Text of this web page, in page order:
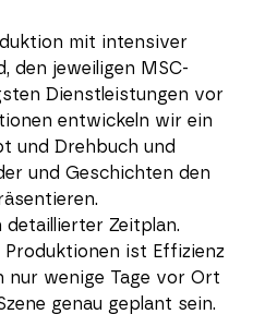
mit intensiver
den jeweiligen MSC-
Dienstleistungen vor
entwickeln wir ein
und Drehbuch und
und Geschichten den
detaillierter Zeitplan.
ist Effizienz
nur wenige Tage vor Ort
genau geplant sein.